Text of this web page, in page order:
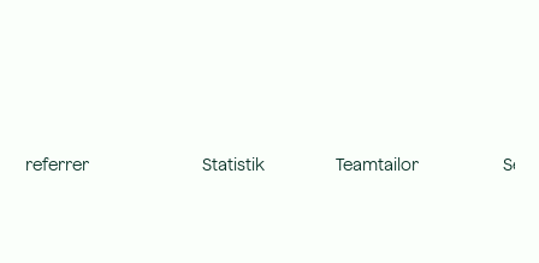
referrer Statistik Teamtailor